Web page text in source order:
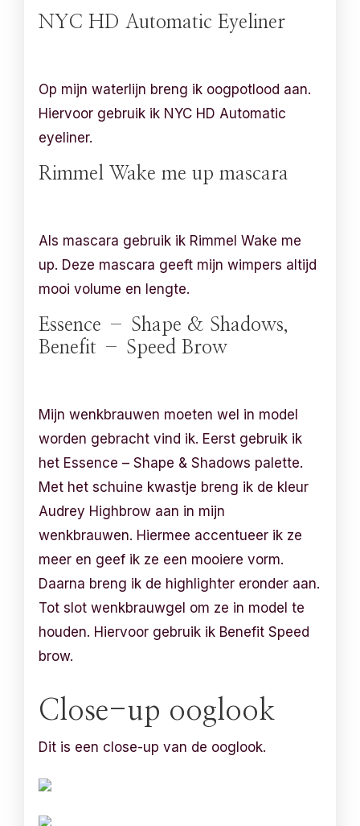
NYC HD Automatic Eyeliner
Op mijn waterlijn breng ik oogpotlood aan.
Hiervoor gebruik ik NYC HD Automatic
eyeliner.
Rimmel Wake me up mascara
Als mascara gebruik ik Rimmel Wake me
up. Deze mascara geeft mijn wimpers altijd
mooi volume en lengte.
Essence – Shape & Shadows,
Benefit – Speed Brow
Mijn wenkbrauwen moeten wel in model
worden gebracht vind ik. Eerst gebruik ik
het Essence – Shape & Shadows palette.
Met het schuine kwastje breng ik de kleur
Audrey Highbrow aan in mijn
wenkbrauwen. Hiermee accentueer ik ze
meer en geef ik ze een mooiere vorm.
Daarna breng ik de highlighter eronder aan.
Tot slot wenkbrauwgel om ze in model te
houden. Hiervoor gebruik ik Benefit Speed
brow.
Close-up ooglook
Dit is een close-up van de ooglook.